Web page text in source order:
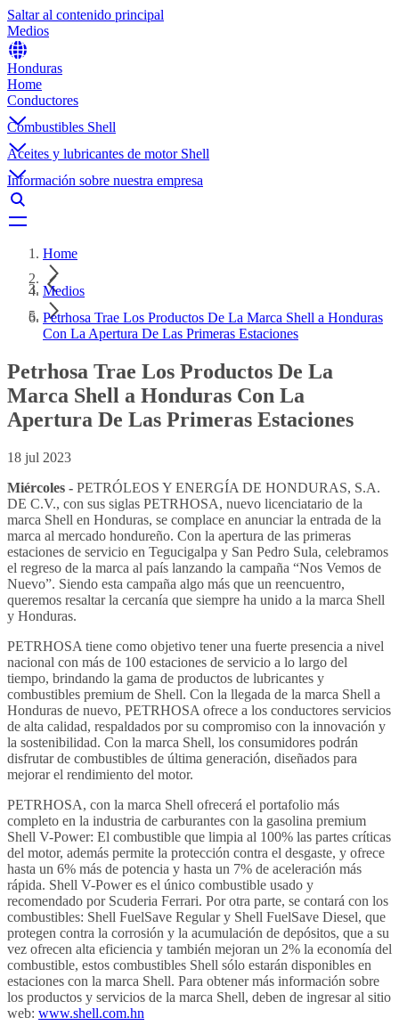
Saltar al contenido principal
Medios
Honduras
Home
Conductores
Combustibles Shell
Aceites y lubricantes de motor Shell
Información sobre nuestra empresa
Home
Medios
Petrhosa Trae Los Productos De La Marca Shell a Honduras
Con La Apertura De Las Primeras Estaciones
Petrhosa Trae Los Productos De La
Marca Shell a Honduras Con La
Apertura De Las Primeras Estaciones
18 jul 2023
Miércoles - PETRÓLEOS Y ENERGÍA DE HONDURAS, S.A.
DE C.V., con sus siglas PETRHOSA, nuevo licenciatario de la
marca Shell en Honduras, se complace en anunciar la entrada de la
marca al mercado hondureño. Con la apertura de las primeras
estaciones de servicio en Tegucigalpa y San Pedro Sula, celebramos
el regreso de la marca al país lanzando la campaña “Nos Vemos de
Nuevo”. Siendo esta campaña algo más que un reencuentro,
queremos resaltar la cercanía que siempre ha unido a la marca Shell
y Honduras.
PETRHOSA tiene como objetivo tener una fuerte presencia a nivel
nacional con más de 100 estaciones de servicio a lo largo del
tiempo, brindando la gama de productos de lubricantes y
combustibles premium de Shell. Con la llegada de la marca Shell a
Honduras de nuevo, PETRHOSA ofrece a los conductores servicios
de alta calidad, respaldados por su compromiso con la innovación y
la sostenibilidad. Con la marca Shell, los consumidores podrán
disfrutar de combustibles de última generación, diseñados para
mejorar el rendimiento del motor.
PETRHOSA, con la marca Shell ofrecerá el portafolio más
completo en la industria de carburantes con la gasolina premium
Shell V-Power: El combustible que limpia al 100% las partes críticas
del motor, además permite la protección contra el desgaste, y ofrece
hasta un 6% más de potencia y hasta un 7% de aceleración más
rápida. Shell V-Power es el único combustible usado y
recomendado por Scuderia Ferrari. Por otra parte, se contará con los
combustibles: Shell FuelSave Regular y Shell FuelSave Diesel, que
protegen contra la corrosión y la acumulación de depósitos, que a su
vez ofrecen alta eficiencia y también mejoran un 2% la economía del
combustible, estos combustibles Shell sólo estarán disponibles en
estaciones con la marca Shell. Para obtener más información sobre
los productos y servicios de la marca Shell, deben de ingresar al sitio
web: www.shell.com.hn